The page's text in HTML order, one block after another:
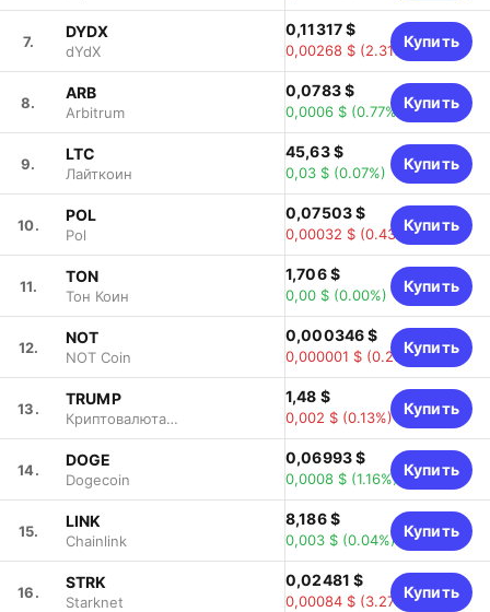
7.
DYDX
dYdX
0,11317 $
0,00268 $ (2.31%)
Купить
8.
ARB
Arbitrum
0,0783 $
0,0006 $ (0.77%)
Купить
9.
LTC
Лайткоин
45,63 $
0,03 $ (0.07%)
Купить
10.
POL
Pol
0,07503 $
0,00032 $ (0.43%)
Купить
11.
TON
Тон Коин
1,706 $
0,00 $ (0.00%)
Купить
12.
NOT
NOT Coin
0,000346 $
0,000001 $ (0.29%)
Купить
13.
TRUMP
Криптовалюта
Трампа
1,48 $
0,002 $ (0.13%)
Купить
14.
DOGE
Dogecoin
0,06993 $
0,0008 $ (1.16%)
Купить
15.
LINK
Chainlink
8,186 $
0,003 $ (0.04%)
Купить
16.
STRK
Starknet
0,02481 $
0,00084 $ (3.27%)
Купить